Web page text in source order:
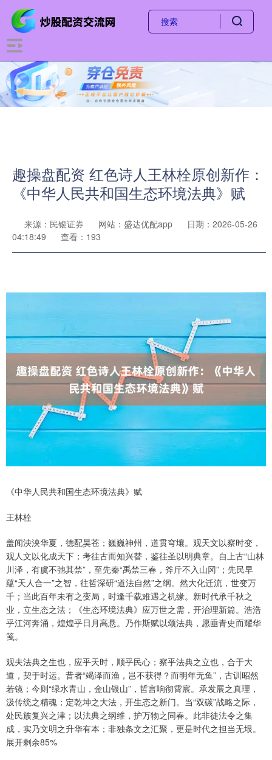
趣操盘配资 红色诗人王林栓原创新作：
《中华人民共和国生态环境法典》赋
来源：民银证券 网站：盛达优配app
日期：2026-05-26
04:18:49
查看：193
《中华人民共和国生态环境法典》赋
王林栓
盖闻泱泱华夏，德配昊苍；巍巍神州，道贯穹壤。观天文以察时变，
观人文以化成天下；考往古而知兴替，鉴往圣以明典章。自上古“山林
川泽，有虞不弛其禁”，至先秦“禹禁三春，斧斤不入山冈”；先民早
蕴“天人合一”之智，往哲深研“道法自然”之纲。然大化迁流，世变万
千；当此百年未有之变局，时逢千载难遇之机缘。新时代承千秋之
业，立生态之法；《生态环境法典》应万世之需，开治理新篇。浩浩
乎江河奔涌，煌煌乎日月高悬。乃作斯赋以颂法典，愿垂青史而耀华
笺。
观夫法典之生也，应乎天时，顺乎民心；察乎法典之立也，合于大
道，契于时运。昔者“竭泽而渔，岂不获得？而明年无鱼”，古训昭然
若镜；今则“绿水青山，金山银山”，哲言响彻霄宸。承发展之真理，
汲传统之精魂；定乾坤之大法，开生态之新门。当“双碳”战略之际，
处民族复兴之津；以法典之纲维，护万物之同春。此非徒法令之集
成，实乃文明之升华有本；非独条文之汇聚，更是时代之担当无垠。
展开剩余85%